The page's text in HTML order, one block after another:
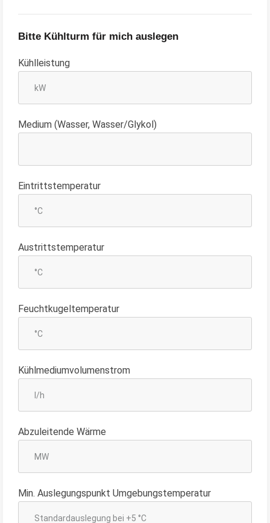
Bitte Kühlturm für mich auslegen
Kühlleistung
Medium (Wasser, Wasser/Glykol)
Eintrittstemperatur
Austrittstemperatur
Feuchtkugeltemperatur
Kühlmediumvolumenstrom
Abzuleitende Wärme
Min. Auslegungspunkt Umgebungstemperatur